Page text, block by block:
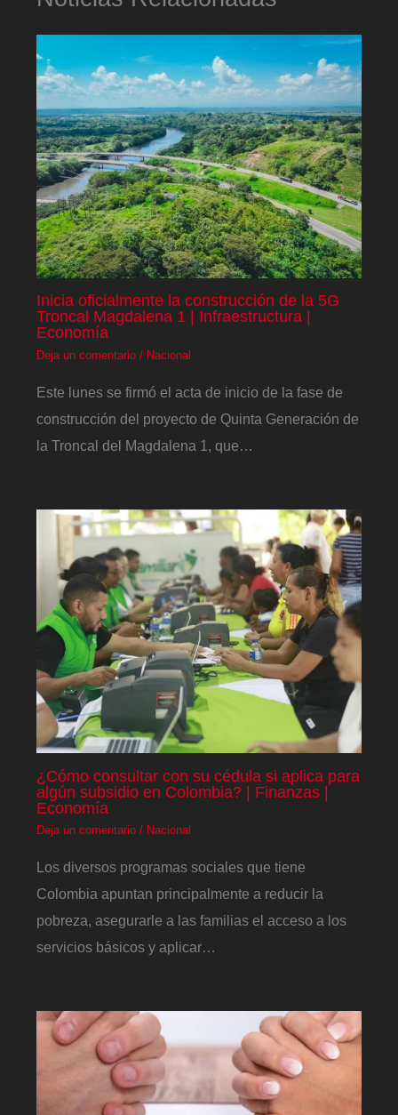
Inicia oficialmente la construcción de la 5G
Troncal Magdalena 1 | Infraestructura |
Economía
Deja un comentario / Nacional
Este lunes se firmó el acta de inicio de la fase de
construcción del proyecto de Quinta Generación de
la Troncal del Magdalena 1, que…
¿Cómo consultar con su cédula si aplica para
algún subsidio en Colombia? | Finanzas |
Economía
Deja un comentario / Nacional
Los diversos programas sociales que tiene
Colombia apuntan principalmente a reducir la
pobreza, asegurarle a las familias el acceso a los
servicios básicos y aplicar…